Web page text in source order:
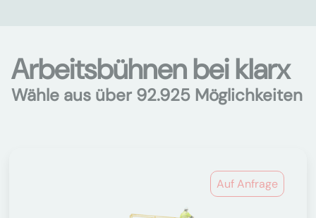
Arbeitsbühnen bei klarx
Wähle aus über 92.925 Möglichkeiten
Auf Anfrage